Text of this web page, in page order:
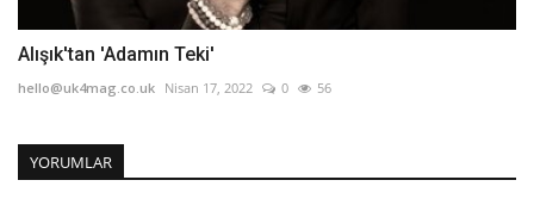
Alışık'tan 'Adamın Teki'
hello@uk4mag.co.uk Nisan 17, 2022 0 56
YORUMLAR